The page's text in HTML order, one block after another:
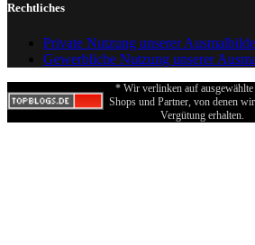
Rechtliches
Private Nutzung unserer
Gewerbliche Nutzung unserer
* Wir verlinken auf
Shops und Partner, von denen
Vergütung erhalten.